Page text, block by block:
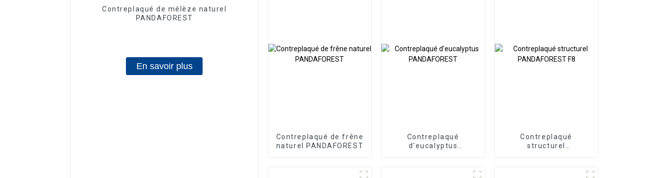
Contreplaqué de mélèze naturel
PANDAFOREST
En savoir plus
Contreplaqué de frêne
naturel PANDAFOREST
Contreplaqué
d'eucalyptus
Contreplaqué
structurel